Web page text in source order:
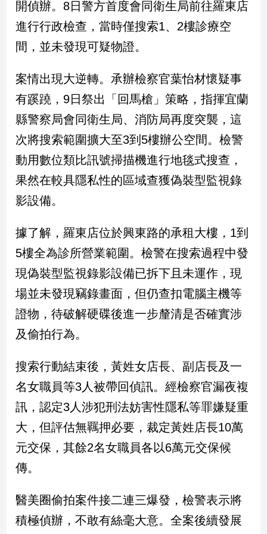
調
國
會
觀
兩
岸/
國
際
地
方
新
冠
病
專
區
南
台
灣
觀
南
台
觀
點
開偵辦。8日警方首度會同衛生局前往羅東店
進行行政檢查，當時僅搜索1、2樓診療空
間，並未發現可疑物證。
案情出現大逆轉。承辦檢察官葉怡材懷疑事
有蹊蹺，9日祭出「回馬槍」策略，指揮宜蘭
縣警察局會同衛生局、消防局再度突襲，這
次將搜索範圍擴大至3到5樓辦公空間。檢警
動用數位類比訊號掃描機進行地毯式搜查，
果然在較具隱私性的區域查獲偽裝型監視錄
影設備。
據了解，羅東店位於興東路的承租大樓，1到
5樓全為診所營業範圍。檢警在搜索過程中發
現偽裝型監視錄影設備已拆下且未運作，現
場並未發現竊錄畫面，但仍查扣電腦主機等
證物，待破解硬碟後進一步釐清是否確實涉
及偷拍行為。
搜索行動結束後，黃姓女店長、副店長及一
名女職員等3人被帶回偵訊。經檢察官漏夜複
訊，認定3人涉犯刑法妨害性隱私等罪嫌疑重
大，但評估無羈押必要，裁定黃姓店長10萬
元交保，其餘2名女職員各以6萬元交保候
傳。
醫美圈偷拍案件接二連三爆發，檢警表示將
積極偵辦，不敢有絲毫大意。全案後續發展